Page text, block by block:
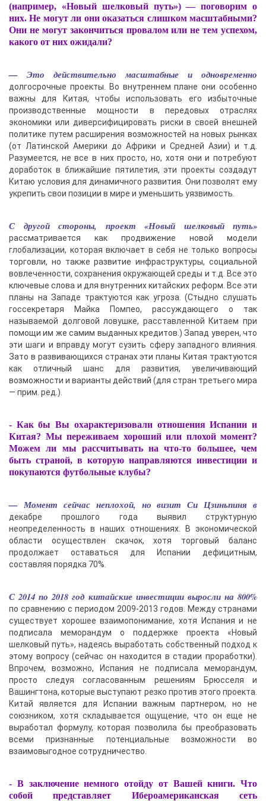
(например, «Новый шелковый путь») — поговорим о
них. Не могут ли они оказаться слишком масштабными?
Они не могут закончиться провалом или не тем успехом,
какого от них ожидали?
— Это действительно масштабные и одновременно
долгосрочные проекты. Во внутреннем плане они особенно
важны для Китая, чтобы использовать его избыточные
производственные мощности в передовых отраслях
экономики или диверсифицировать риски в своей внешней
политике путем расширения возможностей на новых рынках
(от Латинской Америки до Африки и Средней Азии) и т.д.
Разумеется, не все в них просто, но, хотя они и потребуют
доработок в ближайшие пятилетия, эти проекты создадут
Китаю условия для динамичного развития. Они позволят ему
укрепить свои позиции в мире и уменьшить уязвимость.
С другой стороны, проект «Новый шелковый путь»
рассматривается как продвижение новой модели
глобализации, которая включает в себя не только вопросы
торговли, но также развитие инфраструктуры, социальной
вовлеченности, сохранения окружающей среды и т.д. Все это
ключевые слова и для внутренних китайских реформ. Все эти
планы на Западе трактуются как угроза. (Стыдно слушать
госсекретаря Майка Помпео, рассуждающего о так
называемой долговой ловушке, расставленной Китаем при
помощи им же самим выданных кредитов.) Запад уверен, что
эти шаги и вправду могут сузить сферу западного влияния.
Зато в развивающихся странах эти планы Китая трактуются
как отличный шанс для развития, увеличивающий
возможности и варианты действий (для стран третьего мира
— прим. ред.).
- Как бы Вы охарактеризовали отношения Испании и
Китая? Мы переживаем хороший или плохой момент?
Можем ли мы рассчитывать на что-то большее, чем
быть страной, в которую направляются инвестиции и
покупаются футбольные клубы?
— Момент сейчас неплохой, но визит Си Цзиньпиня в
декабре прошлого года выявил структурную
неопределенность в наших отношениях. В экономической
области осуществлен скачок, хотя торговый баланс
продолжает оставаться для Испании дефицитным,
составляя порядка 70%.
С 2014 по 2018 год китайские инвестиции выросли на 800%
по сравнению с периодом 2009-2013 годов. Между странами
существует хорошее взаимопонимание, хотя Испания и не
подписала меморандум о поддержке проекта «Новый
шелковый путь», надеясь выработать собственный подход к
этому вопросу (сейчас он находится в стадии проработки).
Впрочем, возможно, Испания не подписала меморандум,
просто следуя согласованным решениям Брюсселя и
Вашингтона, которые выступают резко против этого проекта.
Китай является для Испании важным партнером, но не
союзником, хотя складывается ощущение, что он еще не
выработал формулу, которая позволила бы преобразовать
всеми признанные потенциальные возможности во
взаимовыгодное сотрудничество.
- В заключение немного отойду от Вашей книги. Что
собой представляет Ибероамериканская сеть